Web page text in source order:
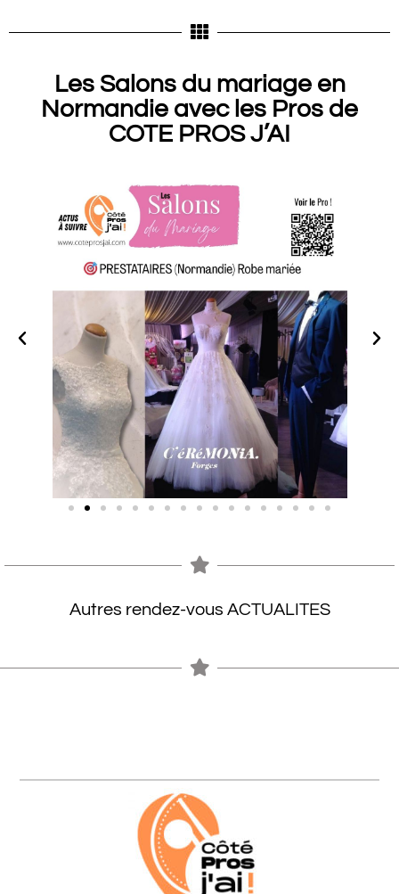
Les Salons du mariage en
Normandie avec les Pros de
COTE PROS J’AI
Autres rendez-vous ACTUALITES